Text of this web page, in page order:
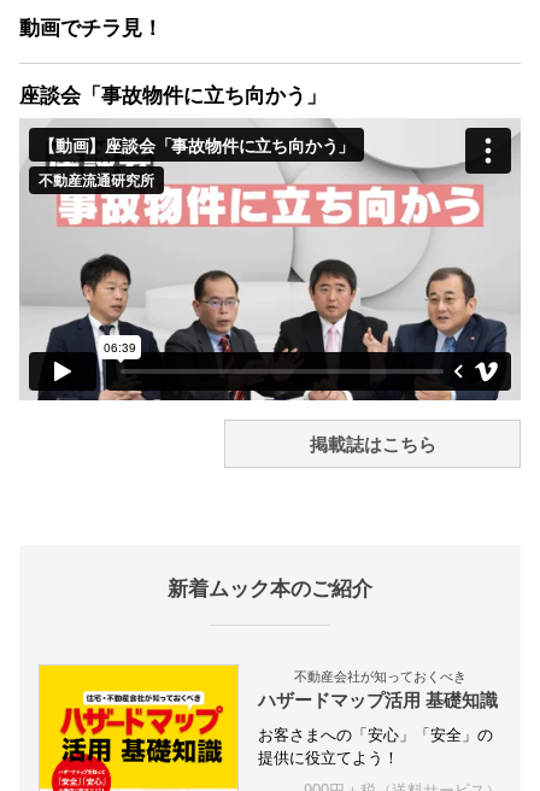
動画でチラ見！
座談会「事故物件に立ち向かう」
掲載誌はこちら
新着ムック本のご紹介
不動産会社が知っておくべき
ハザードマップ活用 基礎知識
お客さまへの「安心」「安全」の
提供に役立てよう！